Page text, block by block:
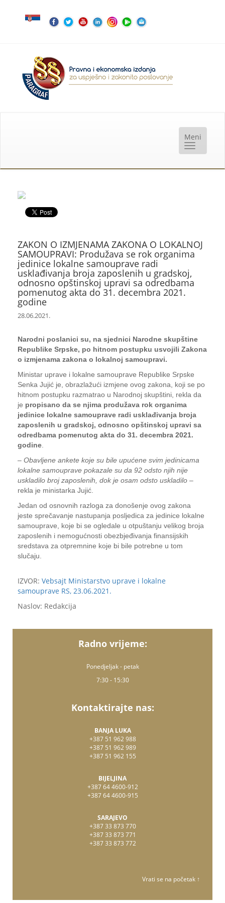
ZAKON O IZMJENAMA ZAKONA O LOKALNOJ
SAMOUPRAVI: Produžava se rok organima
jedinice lokalne samouprave radi
usklađivanja broja zaposlenih u gradskoj,
odnosno opštinskoj upravi sa odredbama
pomenutog akta do 31. decembra 2021.
godine
28.06.2021.
Narodni poslanici su, na sjednici Narodne skupštine
Republike Srpske, po hitnom postupku usvojili Zakona
o izmjenama zakona o lokalnoj samoupravi.
Ministar uprave i lokalne samouprave Republike Srpske
Senka Jujić je, obrazlažući izmjene ovog zakona, koji se po
hitnom postupku razmatrao u Narodnoj skupštini, rekla da
je propisano da se njima produžava rok organima
jedinice lokalne samouprave radi usklađivanja broja
zaposlenih u gradskoj, odnosno opštinskoj upravi sa
odredbama pomenutog akta do 31. decembra 2021.
godine
– Obavljene ankete koje su bile upućene svim jedinicama
lokalne samouprave pokazale su da 92 odsto njih nije
uskladilo broj zaposlenih, dok je osam odsto uskladilo –
rekla je ministarka Jujić.
Jedan od osnovnih razloga za donošenje ovog zakona
jeste sprečavanje nastupanja posljedica za jedinice lokalne
samouprave, koje bi se ogledale u otpuštanju velikog broja
zaposlenih i nemogućnosti obezbjeđivanja finansijskih
sredstava za otpremnine koje bi bile potrebne u tom
slučaju.
IZVOR: Vebsajt Ministarstvo uprave i lokalne
samouprave RS, 23.06.2021.
Naslov: Redakcija
Radno vrijeme:
Ponedjeljak - petak
7:30 - 15:30
Kontaktirajte nas:
BANJA LUKA
+387 51 962 988
+387 51 962 989
+387 51 962 155
BIJELJINA
+387 64 4600-912
+387 64 4600-915
SARAJEVO
+387 33 873 770
+387 33 873 771
+387 33 873 772
Vrati se na početak ↑